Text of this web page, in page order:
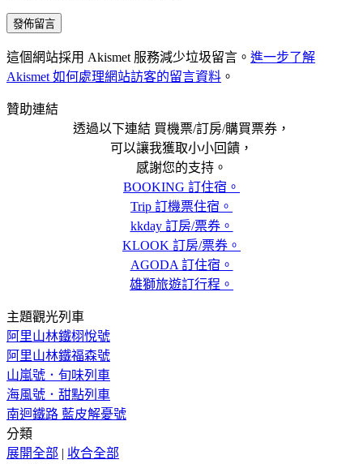
這個網站採用 Akismet 服務減少垃圾留言。 進一步了解
Akismet 如何處理網站訪客的留言資料 。
贊助連結
透過以下連結 買機票/訂房/購買票券，
可以讓我獲取小小回饋，
感謝您的支持。
BOOKING 訂住宿。
Trip 訂機票住宿。
kkday 訂房/票券。
KLOOK 訂房/票券。
AGODA 訂住宿。
雄獅旅遊訂行程。
主題觀光列車
阿里山林鐵栩悅號
阿里山林鐵福森號
山嵐號．旬味列車
海風號．甜點列車
南迴鐵路 藍皮解憂號
分類
展開全部 | 收合全部